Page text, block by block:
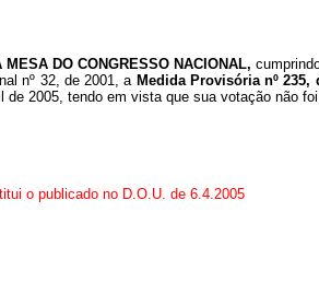
MESA DO CONGRESSO NACIONAL,
nº 32, de 2001, a Medida Provisória nº
de 2005, tendo em vista que sua votação não
o publicado no D.O.U. de 6.4.2005